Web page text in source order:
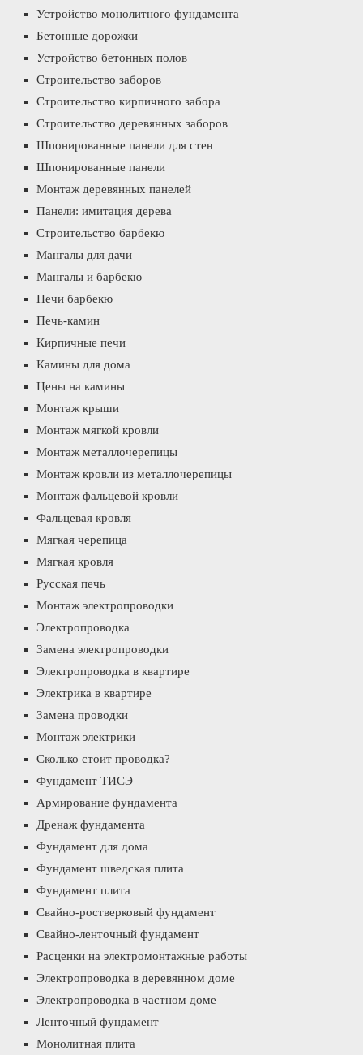
Устройство монолитного фундамента
Бетонные дорожки
Устройство бетонных полов
Строительство заборов
Строительство кирпичного забора
Строительство деревянных заборов
Шпонированные панели для стен
Шпонированные панели
Монтаж деревянных панелей
Панели: имитация дерева
Строительство барбекю
Мангалы для дачи
Мангалы и барбекю
Печи барбекю
Печь-камин
Кирпичные печи
Камины для дома
Цены на камины
Монтаж крыши
Монтаж мягкой кровли
Монтаж металлочерепицы
Монтаж кровли из металлочерепицы
Монтаж фальцевой кровли
Фальцевая кровля
Мягкая черепица
Мягкая кровля
Русская печь
Монтаж электропроводки
Электропроводка
Замена электропроводки
Электропроводка в квартире
Электрика в квартире
Замена проводки
Монтаж электрики
Сколько стоит проводка?
Фундамент ТИСЭ
Армирование фундамента
Дренаж фундамента
Фундамент для дома
Фундамент шведская плита
Фундамент плита
Свайно-ростверковый фундамент
Свайно-ленточный фундамент
Расценки на электромонтажные работы
Электропроводка в деревянном доме
Электропроводка в частном доме
Ленточный фундамент
Монолитная плита